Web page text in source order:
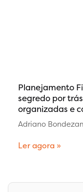
Planejamento
segredo por
organizadas e
Adriano
Ler agora »